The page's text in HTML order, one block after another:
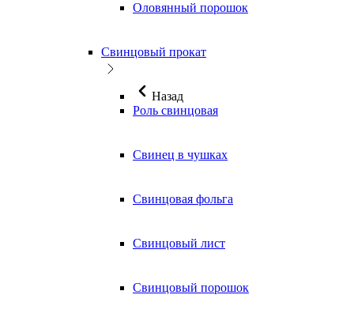
Оловянный порошок
Свинцовый прокат
Назад
Роль свинцовая
Свинец в чушках
Свинцовая фольга
Свинцовый лист
Свинцовый порошок